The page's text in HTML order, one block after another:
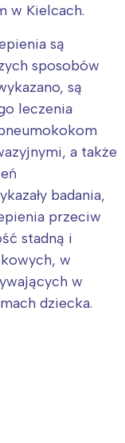
w Kielcach.
są
sposobów
są
leczenia
a także
badania,
przeciw
stadną i
w
w
dziecka.